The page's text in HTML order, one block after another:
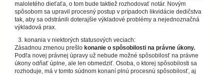
maloletého dieťaťa, o tom bude taktiež rozhodovať notár. Novým
spôsobom sa upravil procesný postup v prípadoch likvidácie dedičstva
tak, aby sa odstránili doterajšie výkladové problémy a nejednoznačná
výkladová prax.
konania v niektorých statusových veciach:
Zásadnou zmenou prešlo konanie o spôsobilosti na právne úkony.
Podľa novej právnej úpravy už nebude možné spôsobilosť na právne
úkony odňať úplne, ale len obmedziť. Osoba, o ktorej spôsobilosti sa
rozhoduje, má v tomto súdnom konaní plnú procesnú spôsobilosť, aj